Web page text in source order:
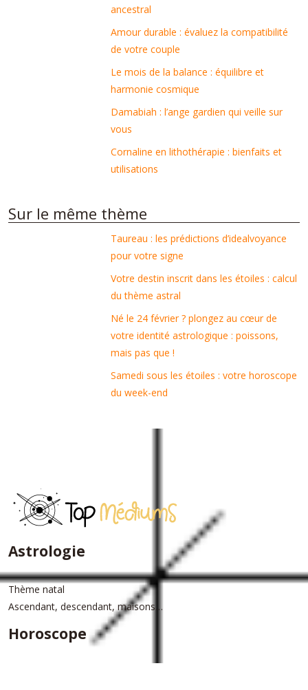
ancestral
Amour durable : évaluez la compatibilité
de votre couple
Le mois de la balance : équilibre et
harmonie cosmique
Damabiah : l’ange gardien qui veille sur
vous
Cornaline en lithothérapie : bienfaits et
utilisations
Sur le même thème
Taureau : les prédictions d’idealvoyance
pour votre signe
Votre destin inscrit dans les étoiles : calcul
du thème astral
Né le 24 février ? plongez au cœur de
votre identité astrologique : poissons,
mais pas que !
Samedi sous les étoiles : votre horoscope
du week-end
Astrologie
Thème natal
Ascendant, descendant, maisons…
Horoscope